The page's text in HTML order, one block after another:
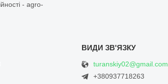
- agro-
turanskiy02@gmail.com
+380937718263